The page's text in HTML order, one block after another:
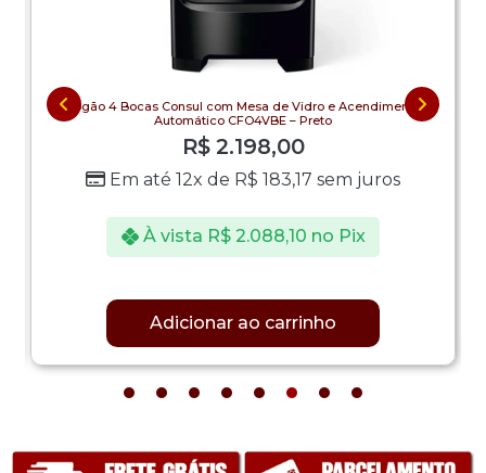
Fogão 4 Bocas Consul com Mesa de Vidro e Acendimento
Automático CFO4VBE – Preto
R$2.198,00
Em até 12x de R$ 183,17 sem juros
À vista R$2.088,10 no Pix
Adicionar ao carrinho